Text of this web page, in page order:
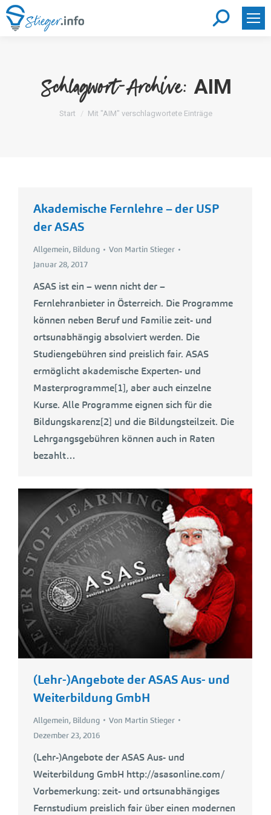
Search:
Schlagwort-Archive: AIM
Sie befinden sich hier:
Start Mit "AIM" verschlagwortete Einträge
Akademische Fernlehre – der USP
der ASAS
Allgemein, Bildung Von Martin Stieger
Januar 28, 2017
ASAS ist ein – wenn nicht der –
Fernlehranbieter in Österreich. Die Programme
können neben Beruf und Familie zeit- und
ortsunabhängig absolviert werden. Die
Studiengebühren sind preislich fair. ASAS
ermöglicht akademische Experten- und
Masterprogramme[1], aber auch einzelne
Kurse. Alle Programme eignen sich für die
Bildungskarenz[2] und die Bildungsteilzeit. Die
Lehrgangsgebühren können auch in Raten
bezahlt…
(Lehr-)Angebote der ASAS Aus- und
Weiterbildung GmbH
Allgemein, Bildung Von Martin Stieger
Dezember 23, 2016
(Lehr-)Angebote der ASAS Aus- und
Weiterbildung GmbH http://asasonline.com/
Vorbemerkung: zeit- und ortsunabhängiges
Fernstudium preislich fair über einen modernen